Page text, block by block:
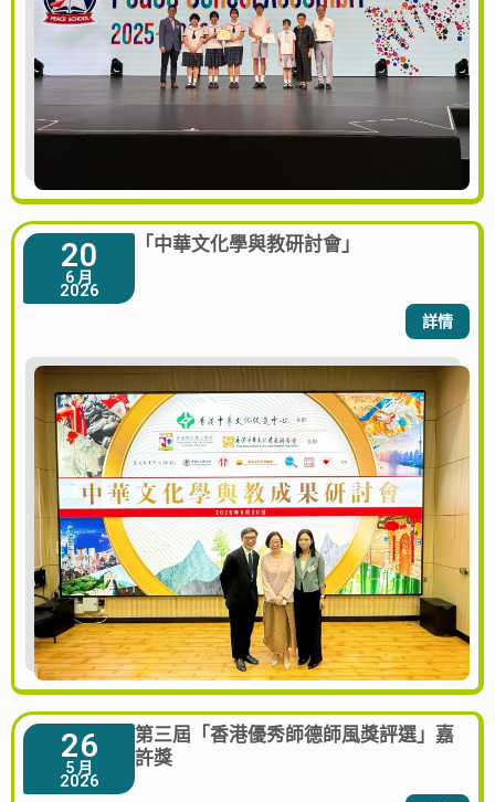
20
6 月
2026
「中華文化學與教研討會」
詳情
26
5 月
2026
第三屆「香港優秀師德師風獎評選」嘉
許獎